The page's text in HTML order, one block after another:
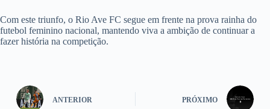
Com este triunfo, o Rio Ave FC segue em frente na prova rainha do
futebol feminino nacional, mantendo viva a ambição de continuar a
fazer história na competição.
ANTERIOR PRÓXIMO